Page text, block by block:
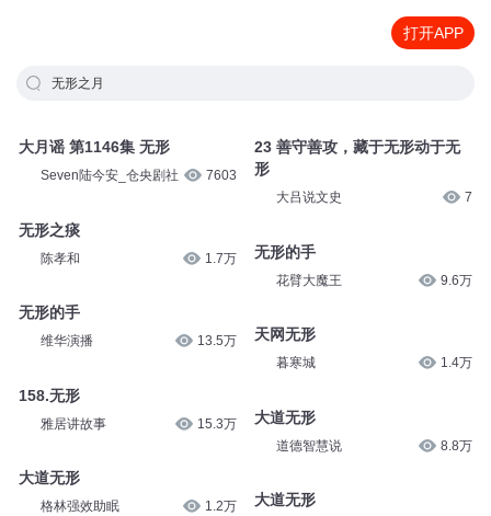
打开APP
无形之月
大月谣 第1146集 无形
Seven陆今安_仓央剧社 7603
无形之痰
陈孝和 1.7万
无形的手
维华演播 13.5万
158.无形
雅居讲故事 15.3万
大道无形
格林强效助眠 1.2万
23 善守善攻，藏于无形动于无
形
大吕说文史 7
无形的手
花臂大魔王 9.6万
天网无形
暮寒城 1.4万
大道无形
道德智慧说 8.8万
大道无形